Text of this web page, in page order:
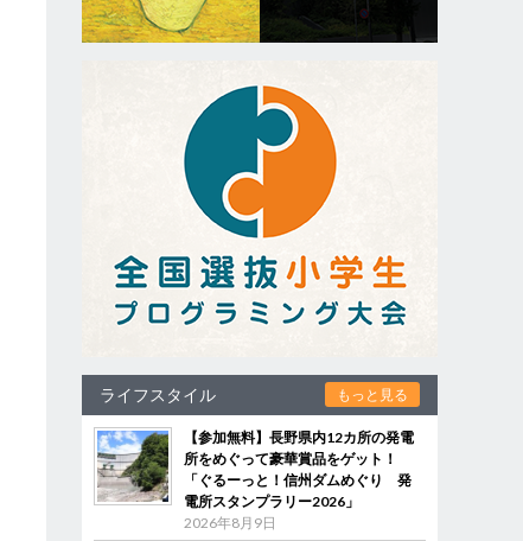
ライフスタイル もっと見る
【参加無料】長野県内12カ所の発電
所をめぐって豪華賞品をゲット！
「ぐるーっと！信州ダムめぐり 発
電所スタンプラリー2026」
2026年8月9日